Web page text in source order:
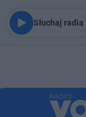
Słuchaj radia